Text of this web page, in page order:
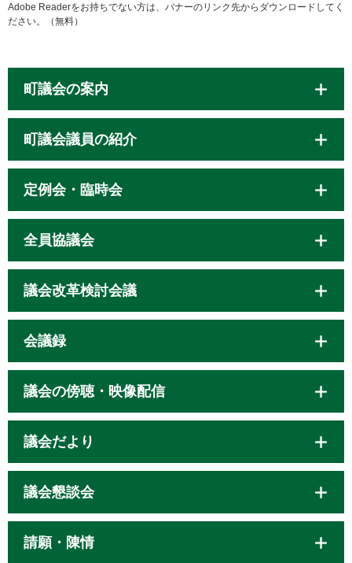
Adobe Readerをお持ちでない方は、バナーのリンク先からダウンロードしてく
ださい。（無料）
町議会の案内
町議会議員の紹介
定例会・臨時会
全員協議会
議会改革検討会議
会議録
議会の傍聴・映像配信
議会だより
議会懇談会
請願・陳情